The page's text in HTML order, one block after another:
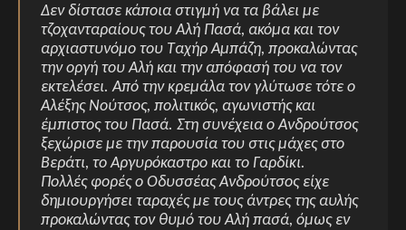
Δεν δίστασε κάποια στιγμή να τα βάλει με
τζοχανταραίους του Αλή Πασά, ακόμα και τον
αρχιαστυνόμο του Ταχήρ Αμπάζη, προκαλώντας
την οργή του Αλή και την απόφασή του να τον
εκτελέσει. Από την κρεμάλα τον γλύτωσε τότε ο
Αλέξης Νούτσος, πολιτικός, αγωνιστής και
έμπιστος του Πασά. Στη συνέχεια ο Ανδρούτσος
ξεχώρισε με την παρουσία του στις μάχες στο
Βεράτι, το Αργυρόκαστρο και το Γαρδίκι.
Πολλές φορές ο Οδυσσέας Ανδρούτσος είχε
δημιουργήσει ταραχές με τους άντρες της αυλής
προκαλώντας τον θυμό του Αλή πασά, όμως εν